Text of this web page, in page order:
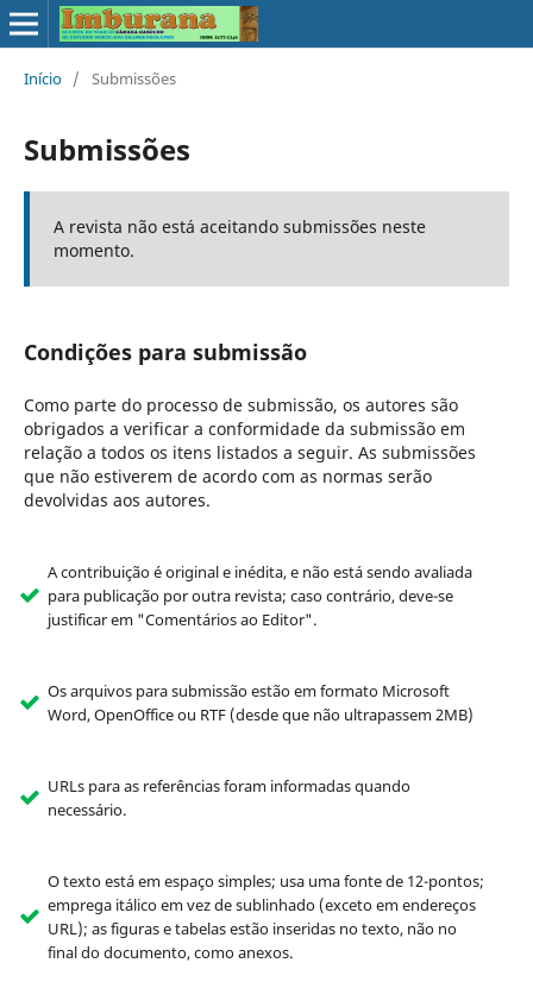
Início / Submissões
Submissões
A revista não está aceitando submissões neste
momento.
Condições para submissão
Como parte do processo de submissão, os autores são
obrigados a verificar a conformidade da submissão em
relação a todos os itens listados a seguir. As submissões
que não estiverem de acordo com as normas serão
devolvidas aos autores.
A contribuição é original e inédita, e não está sendo avaliada
para publicação por outra revista; caso contrário, deve-se
justificar em "Comentários ao Editor".
Os arquivos para submissão estão em formato Microsoft
Word, OpenOffice ou RTF (desde que não ultrapassem 2MB)
URLs para as referências foram informadas quando
necessário.
O texto está em espaço simples; usa uma fonte de 12-pontos;
emprega itálico em vez de sublinhado (exceto em endereços
URL); as figuras e tabelas estão inseridas no texto, não no
final do documento, como anexos.